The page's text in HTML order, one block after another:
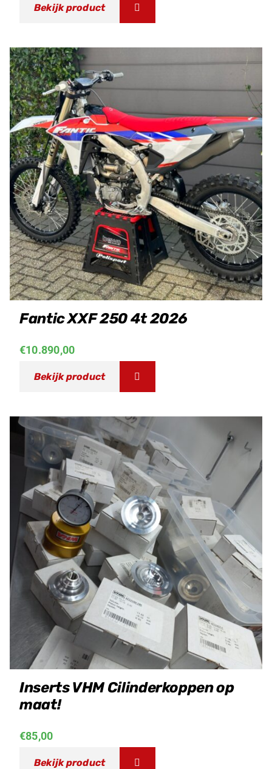
Bekijk product
Fantic XXF 250 4t 2026
€10.890,00
Bekijk product
Inserts VHM Cilinderkoppen op
maat!
€85,00
Bekijk product